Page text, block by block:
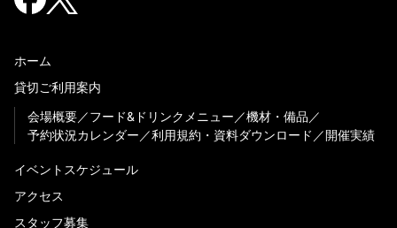
ホーム
貸切ご利用案内
会場概要
フード&ドリンクメニュー
機材・備品
予約状況カレンダー
利用規約・資料ダウンロード 開催実績
イベントスケジュール
アクセス
スタッフ募集